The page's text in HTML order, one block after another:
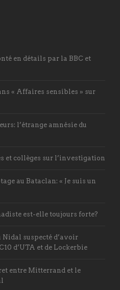
en détails par la BBC et
« Affaires sensibles » sur
l’étrange amnésie du
et collèges sur l’investigation
au Bataclan: « Je suis un
est-elle toujours forte?
suspecté d’avoir
d’UTA et de Lockerbie
entre Mitterrand et le